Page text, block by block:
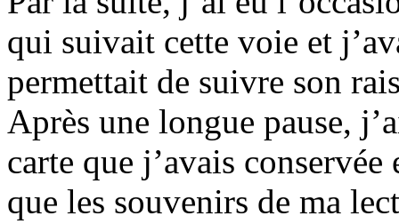
qui suivait cette voie et
permettait de suivre son
Après une longue pause,
carte que j’avais
que les souvenirs de ma